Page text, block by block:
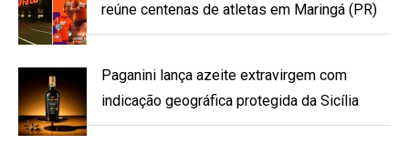
reúne centenas de atletas em Maringá (PR)
Paganini lança azeite extravirgem com
indicação geográfica protegida da Sicília